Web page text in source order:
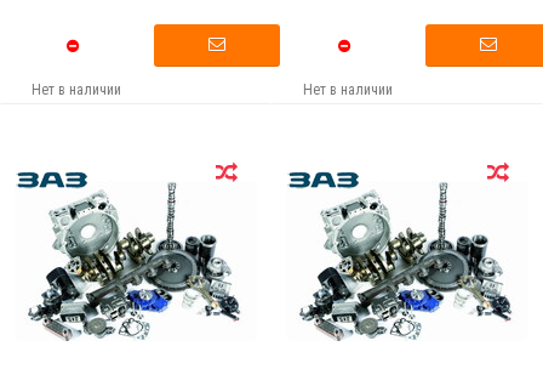
Нет в наличии Нет в наличии